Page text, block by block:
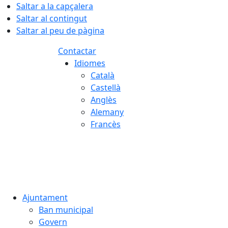
Saltar a la capçalera
Saltar al contingut
Saltar al peu de pàgina
Contactar
Idiomes
Català
Castellà
Anglès
Alemany
Francès
Ajuntament
Ban municipal
Govern